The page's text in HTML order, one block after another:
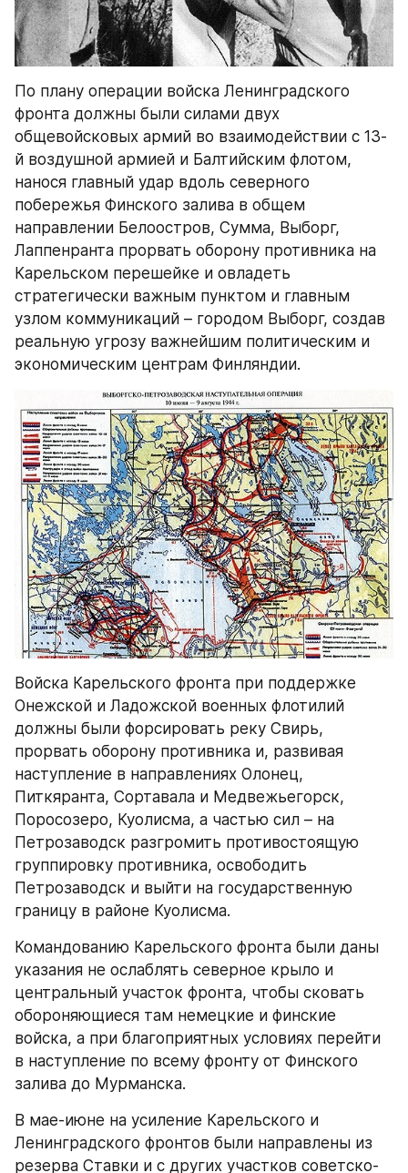
По плану операции войска Ленинградского
фронта должны были силами двух
общевойсковых армий во взаимодействии с 13-
й воздушной армией и Балтийским флотом,
нанося главный удар вдоль северного
побережья Финского залива в общем
направлении Белоостров, Сумма, Выборг,
Лаппенранта прорвать оборону противника на
Карельском перешейке и овладеть
стратегически важным пунктом и главным
узлом коммуникаций – городом Выборг, создав
реальную угрозу важнейшим политическим и
экономическим центрам Финляндии.
Войска Карельского фронта при поддержке
Онежской и Ладожской военных флотилий
должны были форсировать реку Свирь,
прорвать оборону противника и, развивая
наступление в направлениях Олонец,
Питкяранта, Сортавала и Медвежьегорск,
Поросозеро, Куолисма, а частью сил – на
Петрозаводск разгромить противостоящую
группировку противника, освободить
Петрозаводск и выйти на государственную
границу в районе Куолисма.
Командованию Карельского фронта были даны
указания не ослаблять северное крыло и
центральный участок фронта, чтобы сковать
обороняющиеся там немецкие и финские
войска, а при благоприятных условиях перейти
в наступление по всему фронту от Финского
залива до Мурманска.
В мае-июне на усиление Карельского и
Ленинградского фронтов были направлены из
резерва Ставки и с других участков советско-